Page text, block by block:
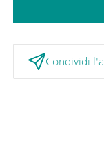
Condividi